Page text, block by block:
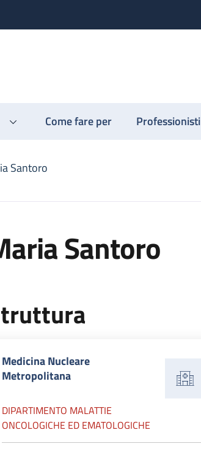
Come fare per Professionisti
Santoro
Santoro
Medicina Nucleare
Metropolitana
DIPARTIMENTO MALATTIE
ONCOLOGICHE ED EMATOLOGICHE